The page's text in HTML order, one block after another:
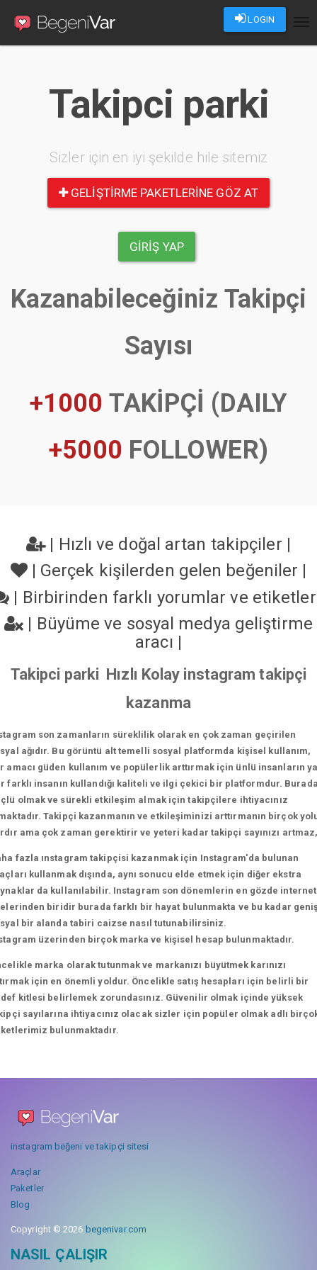
LOGIN
Takipci parki
Sizler için en iyi şekilde hile sitemiz
GELIŞTIRME PAKETLERINE GÖZ AT
GIRIŞ YAP
Kazanabileceğiniz Takipçi
Sayısı
+1000 TAKİPÇİ (DAILY
+5000 FOLLOWER)
| Hızlı ve doğal artan takipçiler |
| Gerçek kişilerden gelen beğeniler |
| Birbirinden farklı yorumlar ve
| Büyüme ve sosyal medya geliştirme
aracı |
Takipci parki Hızlı Kolay instagram takipçi
kazanma
son zamanların süreklilik olarak en çok zaman geçirilen
ağıdır. Bu görüntü alt temelli sosyal platformda kişisel kullanım,
amacı güden kullanım ve popülerlik arttırmak için ünlü insanların
farklı insanın kullandığı kaliteli ve ilgi çekici bir platformdur.
olmak ve sürekli etkileşim almak için takipçilere ihtiyacınız
Takipçi kazanmanın ve etkileşiminizi arttırmanın birçok
ama çok zaman gerektirir ve yeteri kadar takipçi sayınızı
fazla ınstagram takipçisi kazanmak için Instagram'da bulunan
kullanmak dışında, aynı sonucu elde etmek için diğer ekstra
da kullanılabilir. Instagram son dönemlerin en gözde internet
biridir burada farklı bir hayat bulunmakta ve bu kadar
bir alanda tabiri caizse nasıl tutunabilirsiniz.
üzerinden birçok marka ve kişisel hesap bulunmaktadır.
marka olarak tutunmak ve markanızı büyütmek karınızı
için en önemli yoldur. Öncelikle satış hesapları için belirli bir
kitlesi belirlemek zorundasınız. Güvenilir olmak içinde yüksek
sayılarına ihtiyacınız olacak sizler için popüler olmak adlı
bulunmaktadır.
instagram beğeni ve takipçi sitesi
Araçlar
Paketler
Blog
Copyright © 2026 begenivar.com
NASIL ÇALIŞIR